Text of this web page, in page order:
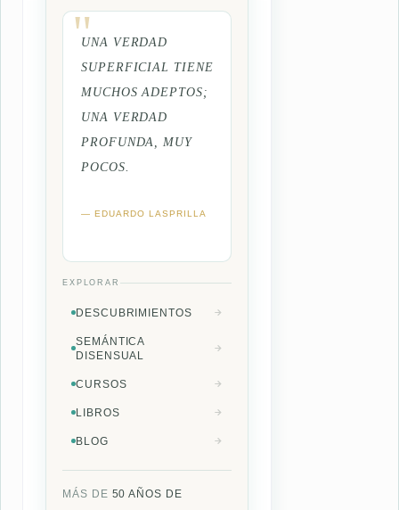
UNA VERDAD
SUPERFICIAL TIENE
MUCHOS ADEPTOS;
UNA VERDAD
PROFUNDA, MUY
POCOS.
— EDUARDO LASPRILLA
EXPLORAR
DESCUBRIMIENTOS
SEMÁNTICA
DISENSUAL
CURSOS
LIBROS
BLOG
MÁS DE 50 AÑOS DE